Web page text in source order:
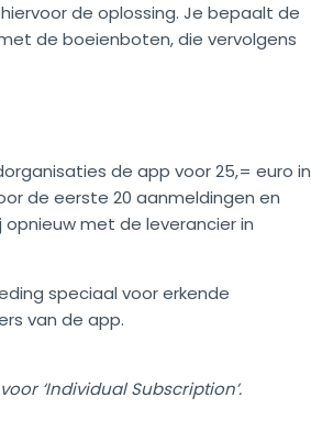
de oplossing. Je bepaalt de
de boeienboten, die vervolgens
de app voor 25,= euro in
de eerste 20 aanmeldingen en
met de leverancier in
speciaal voor erkende
van de app.
‘Individual Subscription’.